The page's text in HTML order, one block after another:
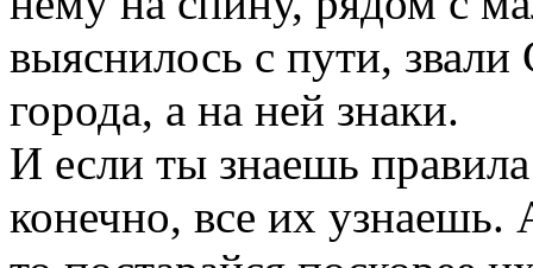
выяснилось с пути,
города, а на ней знаки.
И если ты знаешь
конечно, все их узнаешь.